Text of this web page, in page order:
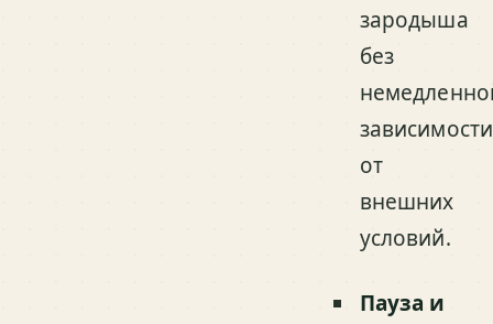
зародыша
без
зависимости
от
внешних
условий.
Пауза и